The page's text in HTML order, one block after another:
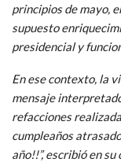
principios de mayo,
supuesto
presidencial y
En ese contexto, la
mensaje
refacciones
cumpleaños
año!!”, escribió en